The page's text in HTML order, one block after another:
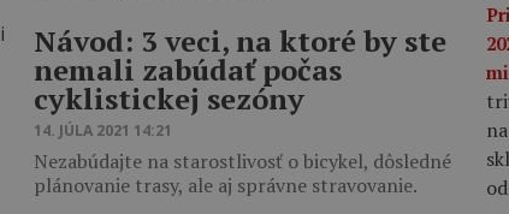
Návod: 3 veci, na ktoré by ste
nemali zabúdať počas
cyklistickej sezóny
14. JÚLA 2021 14:21
Nezabúdajte na starostlivosť o bicykel, dôsledné
plánovanie trasy, ale aj správne stravovanie.